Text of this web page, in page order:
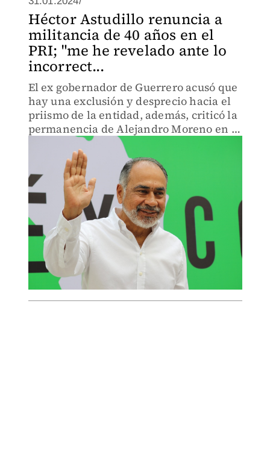
Héctor Astudillo renuncia a
militancia de 40 años en el
PRI; "me he revelado ante lo
incorrect...
El ex gobernador de Guerrero acusó que
hay una exclusión y desprecio hacia el
priismo de la entidad, además, criticó la
permanencia de Alejandro Moreno en la
dirigencia.